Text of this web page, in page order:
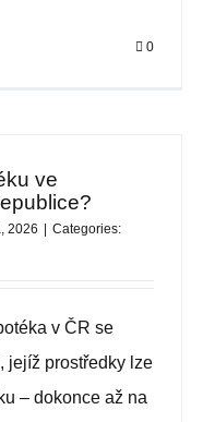
0
ve
2026
Categories:
v ČR se
jejíž prostředky lze
– dokonce až na